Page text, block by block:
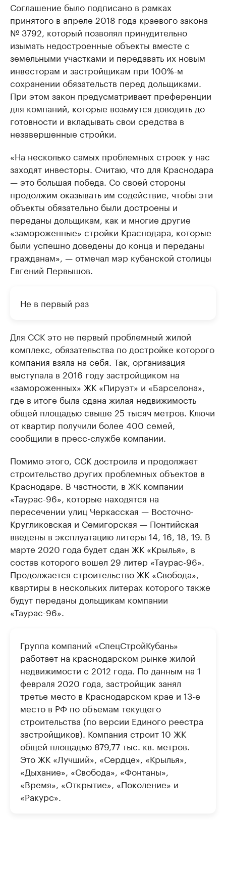
Соглашение было подписано в рамках
принятого в апреле 2018 года краевого закона
№ 3792, который позволял принудительно
изымать недостроенные объекты вместе с
земельными участками и передавать их новым
инвесторам и застройщикам при 100%-м
сохранении обязательств перед дольщиками.
При этом закон предусматривает преференции
для компаний, которые возьмутся доводить до
готовности и вкладывать свои средства в
незавершенные стройки.
«На несколько самых проблемных строек у нас
заходят инвесторы. Считаю, что для Краснодара
— это большая победа. Со своей стороны
продолжим оказывать им содействие, чтобы эти
объекты обязательно были достроены и
переданы дольщикам, как и многие другие
«замороженные» стройки Краснодара, которые
были успешно доведены до конца и переданы
гражданам», — отмечал мэр кубанской столицы
Евгений Первышов.
Не в первый раз
Для ССК это не первый проблемный жилой
комплекс, обязательства по достройке которого
компания взяла на себя. Так, организация
выступала в 2016 году застройщиком на
«замороженных» ЖК «Пируэт» и «Барселона»,
где в итоге была сдана жилая недвижимость
общей площадью свыше 25 тысяч метров. Ключи
от квартир получили более 400 семей,
сообщили в пресс-службе компании.
Помимо этого, ССК достроила и продолжает
строительство других проблемных объектов в
Краснодаре. В частности, в ЖК компании
«Таурас-96», которые находятся на
пересечении улиц Черкасская — Восточно-
Кругликовская и Семигорская — Понтийская
введены в эксплуатацию литеры 14, 16, 18, 19. В
марте 2020 года будет сдан ЖК «Крылья», в
состав которого вошел 29 литер «Таурас-96».
Продолжается строительство ЖК «Свобода»,
квартиры в нескольких литерах которого также
будут переданы дольщикам компании
«Таурас-96».
Группа компаний «СпецСтройКубань»
работает на краснодарском рынке жилой
недвижимости с 2012 года. По данным на 1
февраля 2020 года, застройщик занял
третье место в Краснодарском крае и 13-е
место в РФ по объемам текущего
строительства (по версии Единого реестра
застройщиков). Компания строит 10 ЖК
общей площадью 879,77 тыс. кв. метров.
Это ЖК «Лучший», «Сердце», «Крылья»,
«Дыхание», «Свобода», «Фонтаны»,
«Время», «Открытие», «Поколение» и
«Ракурс».